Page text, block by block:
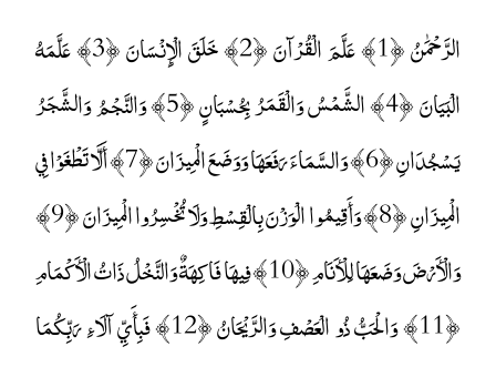
الرَّحْمَٰنُ ﴿1﴾ عَلَّمَ الْقُرْآنَ ﴿2﴾ خَلَقَ الْإِنْسَانَ ﴿3﴾ عَلَّمَهُ
الْبَيَانَ ﴿4﴾ الشَّمْسُ وَالْقَمَرُ بِحُسْبَانٍ ﴿5﴾ وَالنَّجْمُ وَالشَّجَرُ
يَسْجُدَانِ ﴿6﴾ وَالسَّمَاءَ رَفَعَهَا وَوَضَعَ الْمِيزَانَ ﴿7﴾ أَلَّا تَطْغَوْا فِي
الْمِيزَانِ ﴿8﴾ وَأَقِيمُوا الْوَزْنَ بِالْقِسْطِ وَلَا تُخْسِرُوا الْمِيزَانَ ﴿9﴾
وَالْأَرْضَ وَضَعَهَا لِلْأَنَامِ ﴿10﴾ فِيهَا فَاكِهَةٌ وَالنَّخْلُ ذَاتُ الْأَكْمَامِ
﴿11﴾ وَالْحَبُّ ذُو الْعَصْفِ وَالرَّيْحَانُ ﴿12﴾ فَبِأَيِّ آلَاءِ رَبِّكُمَا